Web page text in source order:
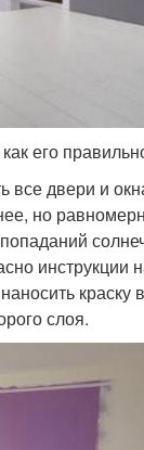
его
двери и
но
слоя.